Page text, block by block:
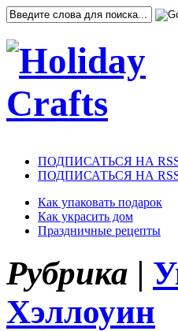
ПОДПИСАТЬСЯ НА
ПОДПИСАТЬСЯ НА
Как упаковать подарок
Как украсить дом
Праздничные рецепты
Рубрика |
Хэллоуин